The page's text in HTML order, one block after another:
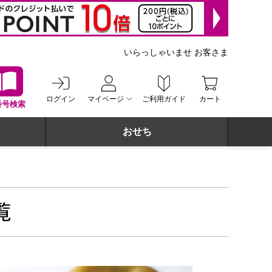
号検索
ログイン マイページ ご利用ガイド カート
いらっしゃいませ お客さま
おせち